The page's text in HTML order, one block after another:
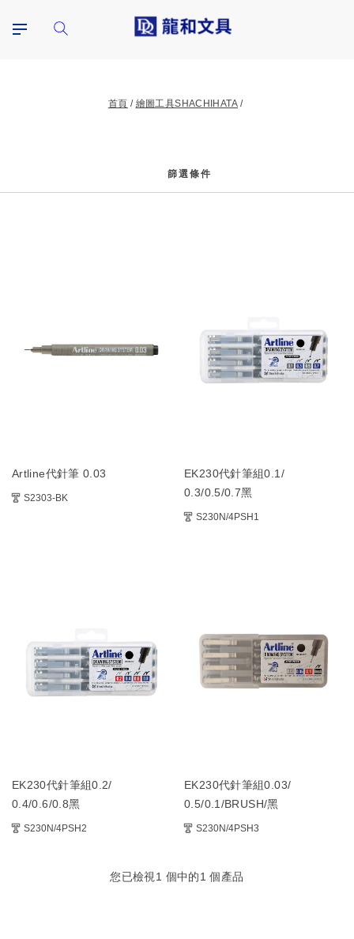
首頁 繪圖工具SHACHIHATA
篩選條件
Artline代針筆 0.03
S2303-BK
EK230代針筆組0.1/
0.3/0.5/0.7黑
S230N/4PSH1
EK230代針筆組0.2/
0.4/0.6/0.8黑
S230N/4PSH2
EK230代針筆組0.03/
0.5/0.1/BRUSH/黑
S230N/4PSH3
您已檢視 1 個中的1 個產品